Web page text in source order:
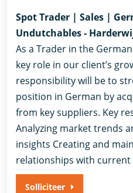
Spot Trader | Sales |
Undutchables -
As a Trader in the
key role in our client’s
responsibility will be to
position in German by
from key suppliers. Key
Analyzing market trends
insights Creating and
relationships with
Solliciteer